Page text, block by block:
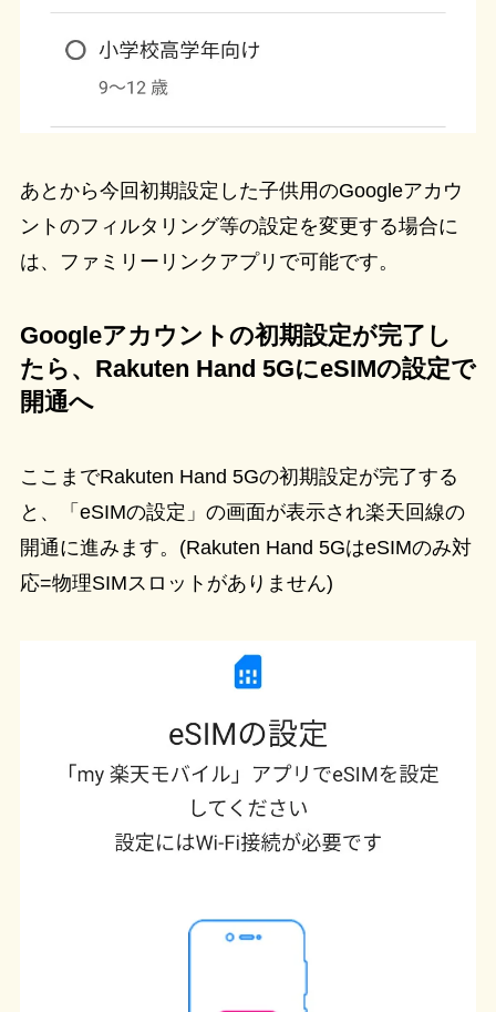
あとから今回初期設定した子供用のGoogleアカウ
ントのフィルタリング等の設定を変更する場合に
は、ファミリーリンクアプリで可能です。
Googleアカウントの初期設定が完了し
たら、Rakuten Hand 5GにeSIMの設定で
開通へ
ここまでRakuten Hand 5Gの初期設定が完了する
と、「eSIMの設定」の画面が表示され楽天回線の
開通に進みます。(Rakuten Hand 5GはeSIMのみ対
応=物理SIMスロットがありません)